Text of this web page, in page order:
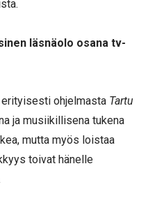
läsnäolo osana tv-
ohjelmasta Tartu
ja musiikillisena tukena
mutta myös loistaa
toivat hänelle